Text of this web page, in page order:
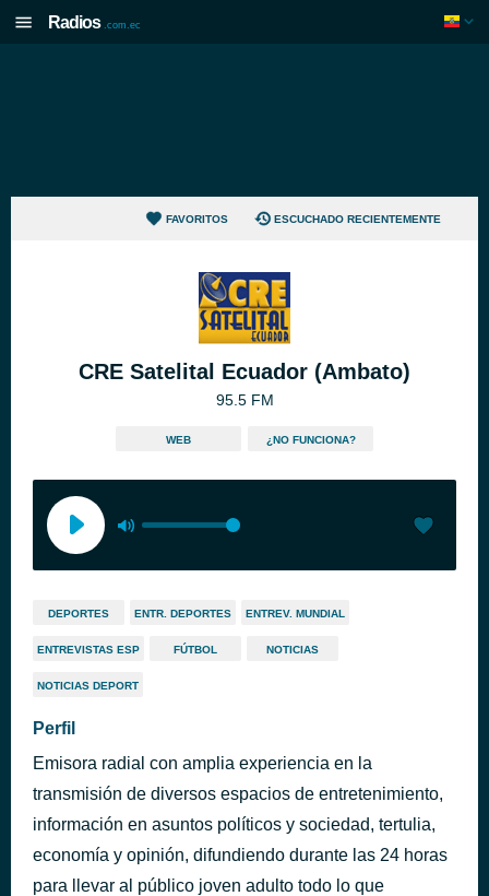
Radios .com.ec
FAVORITOS ESCUCHADO RECIENTEMENTE
CRE Satelital Ecuador (Ambato)
95.5 FM
WEB ¿NO FUNCIONA?
DEPORTES ENTR. DEPORTES ENTREV. MUNDIAL
ENTREVISTAS ESP FÚTBOL NOTICIAS
NOTICIAS DEPORT
Perfil
Emisora radial con amplia experiencia en la
transmisión de diversos espacios de entretenimiento,
información en asuntos políticos y sociedad, tertulia,
economía y opinión, difundiendo durante las 24 horas
para llevar al público joven adulto todo lo que